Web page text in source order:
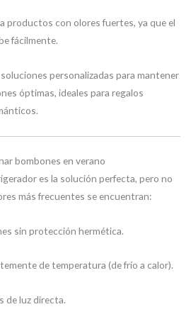
productos con olores fuertes, ya que el
fácilmente.
personalizadas para mantener
óptimas, ideales para regalos
bombones en verano
es la solución perfecta, pero no
más frecuentes se encuentran:
sin protección hermética.
de temperatura (de frío a calor).
de luz directa.